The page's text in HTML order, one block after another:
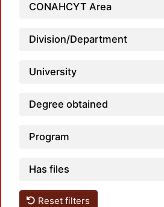
CONAHCYT Area
Division/Department
University
Degree obtained
Program
Has files
Reset filters